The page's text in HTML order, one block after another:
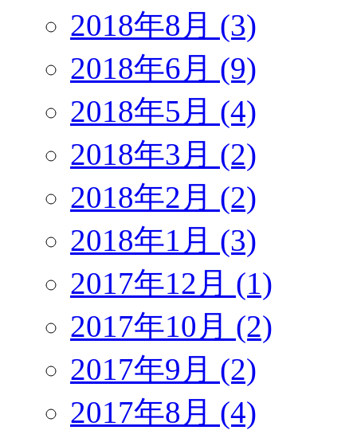
2018年8月 (3)
2018年6月 (9)
2018年5月 (4)
2018年3月 (2)
2018年2月 (2)
2018年1月 (3)
2017年12月 (1)
2017年10月 (2)
2017年9月 (2)
2017年8月 (4)